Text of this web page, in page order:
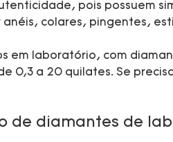
pois possuem
colares, pingentes,
em laboratório, com
0,3 a 20 quilates. Se
de diamantes de